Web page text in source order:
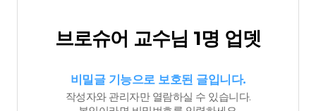
브로슈어 교수님 1명 업뎃
비밀글 기능으로 보호된 글입니다.
작성자와 관리자만 열람하실 수 있습니다.